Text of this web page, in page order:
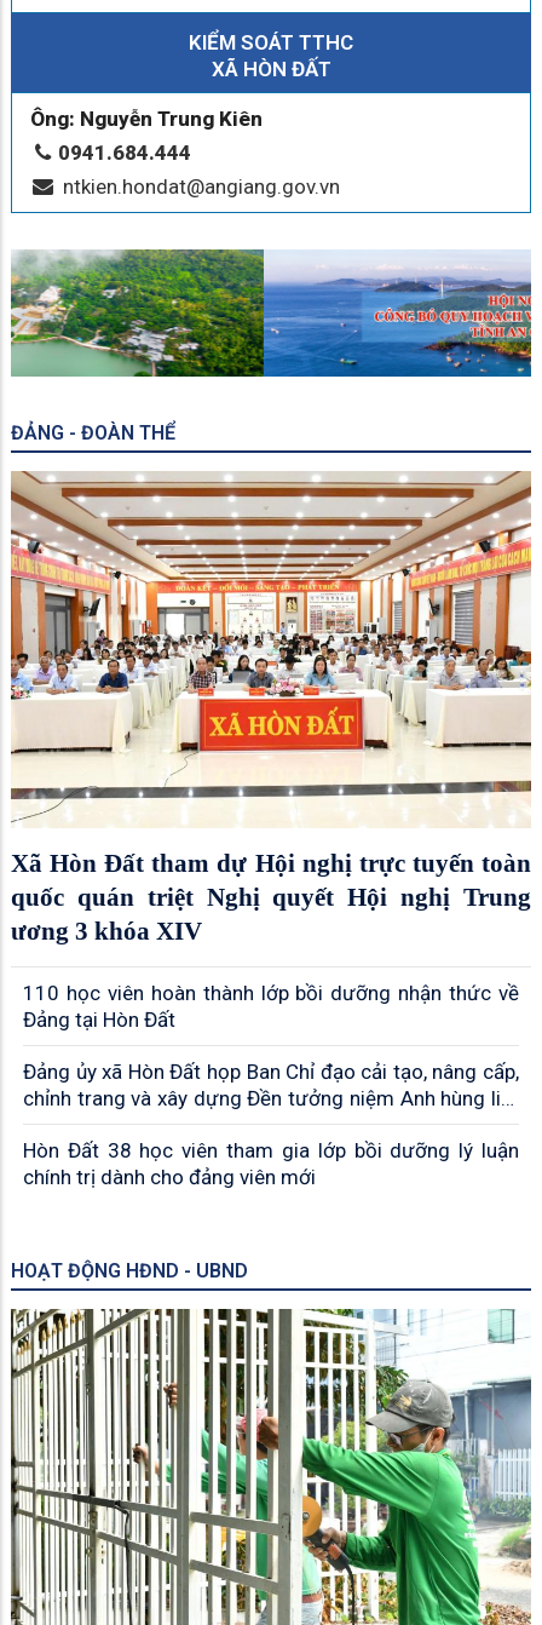
KIỂM SOÁT TTHC
XÃ HÒN ĐẤT
Ông: Nguyễn Trung Kiên
0941.684.444
ntkien.hondat@angiang.gov.vn
ĐẢNG - ĐOÀN THỂ
Xã Hòn Đất tham dự Hội nghị trực tuyến toàn
quốc quán triệt Nghị quyết Hội nghị Trung
ương 3 khóa XIV
110 học viên hoàn thành lớp bồi dưỡng nhận thức về
Đảng tại Hòn Đất
Đảng ủy xã Hòn Đất họp Ban Chỉ đạo cải tạo, nâng cấp,
chỉnh trang và xây dựng Đền tưởng niệm Anh hùng liệt
sĩ Hòn Đất
Hòn Đất 38 học viên tham gia lớp bồi dưỡng lý luận
chính trị dành cho đảng viên mới
HOẠT ĐỘNG HĐND - UBND